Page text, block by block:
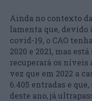
Ainda no contexto
lamenta que, devido
covid-19, o CAO
2020 e 2021, mas
recuperará os níveis
vez que em 2022 a
6.405 entradas e
deste ano, já